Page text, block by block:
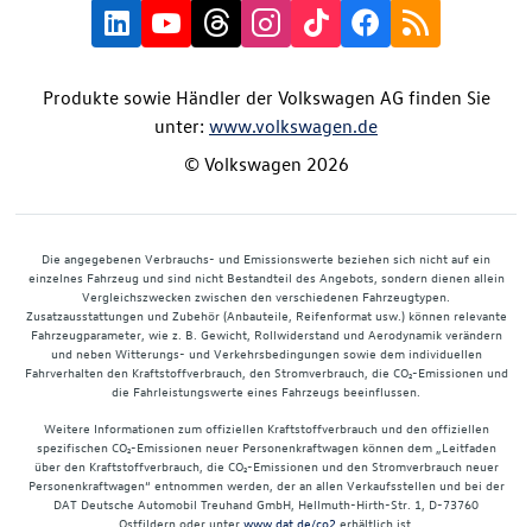
Produkte sowie Händler der Volkswagen AG finden Sie
unter: www.volkswagen.de
© Volkswagen 2026
Die angegebenen Verbrauchs- und Emissionswerte beziehen sich nicht auf ein
einzelnes Fahrzeug und sind nicht Bestandteil des Angebots, sondern dienen allein
Vergleichszwecken zwischen den verschiedenen Fahrzeugtypen.
Zusatzausstattungen und Zubehör (Anbauteile, Reifenformat usw.) können relevante
Fahrzeugparameter, wie z. B. Gewicht, Rollwiderstand und Aerodynamik verändern
und neben Witterungs- und Verkehrsbedingungen sowie dem individuellen
Fahrverhalten den Kraftstoffverbrauch, den Stromverbrauch, die CO₂-Emissionen und
die Fahrleistungswerte eines Fahrzeugs beeinflussen.
Weitere Informationen zum offiziellen Kraftstoffverbrauch und den offiziellen
spezifischen CO₂-Emissionen neuer Personenkraftwagen können dem „Leitfaden
über den Kraftstoffverbrauch, die CO₂-Emissionen und den Stromverbrauch neuer
Personenkraftwagen“ entnommen werden, der an allen Verkaufsstellen und bei der
DAT Deutsche Automobil Treuhand GmbH, Hellmuth-Hirth-Str. 1, D-73760
Ostfildern oder unter www.dat.de/co2 erhältlich ist.